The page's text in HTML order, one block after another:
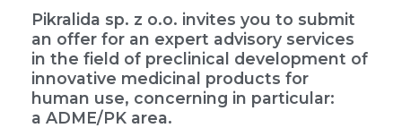
Pikralida sp. z o.o. invites you to submit
an offer for an expert advisory services
in the field of preclinical development of
innovative medicinal products for
human use, concerning in particular:
a ADME/PK area.